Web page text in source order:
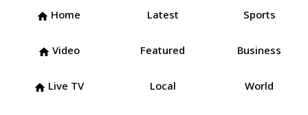
home Home Latest Sports
home Video Featured Business
home Live TV Local World